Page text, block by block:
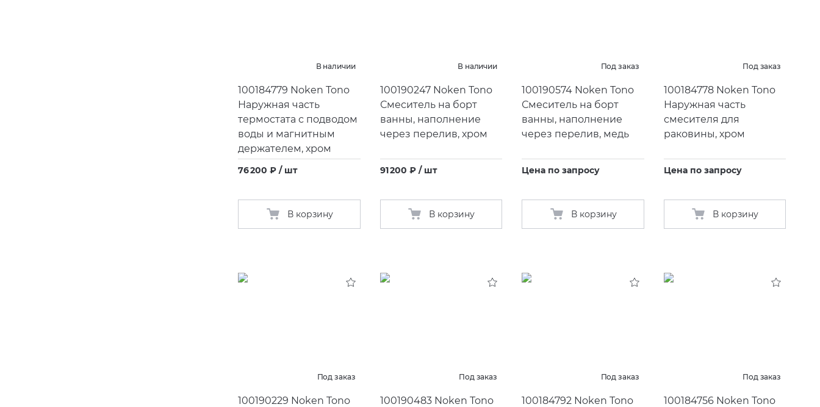
В наличии
100184779 Noken Tono
Наружная часть
термостата с подводом
воды и магнитным
держателем, хром
76 200 ₽ / шт
В корзину
В наличии
100190247 Noken Tono
Смеситель на борт
ванны, наполнение
через перелив, хром
91 200 ₽ / шт
В корзину
Под заказ
100190574 Noken Tono
Смеситель на борт
ванны, наполнение
через перелив, медь
Цена по запросу
В корзину
Под заказ
100184778 Noken Tono
Наружная часть
смесителя для
раковины, хром
Цена по запросу
В корзину
Под заказ
100190229 Noken Tono
Под заказ
100190483 Noken Tono
Под заказ
100184792 Noken Tono
Под заказ
100184756 Noken Tono